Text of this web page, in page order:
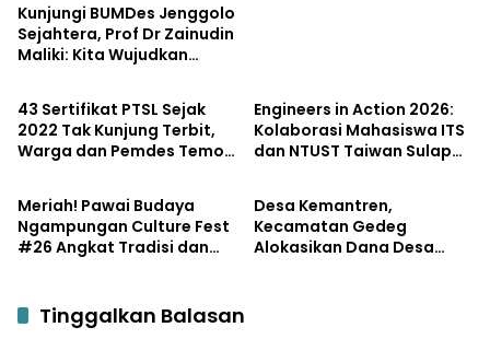
Kunjungi BUMDes Jenggolo
Sejahtera, Prof Dr Zainudin
Maliki: Kita Wujudkan
Pemerintahan
43 Sertifikat PTSL Sejak
2022 Tak Kunjung Terbit,
Warga dan Pemdes Temon
Engineers in Action 2026:
Kolaborasi Mahasiswa ITS
dan NTUST Taiwan Sulap
Berkelanjutan
Potensi
Meriah! Pawai Budaya
Ngampungan Culture Fest
#26 Angkat Tradisi dan
Lifestyle
Desa Kemantren,
Kecamatan Gedeg
Alokasikan Dana Desa
Tinggalkan Balasan